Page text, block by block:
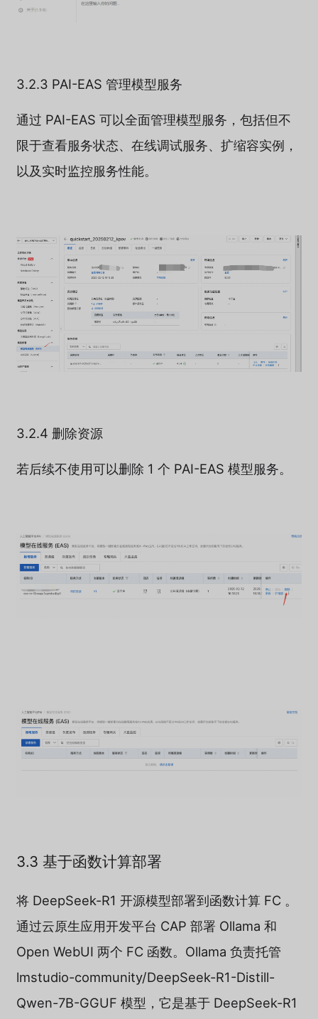
3.2.3 PAI-EAS 管理模型服务
通过 PAI-EAS 可以全面管理模型服务，包括但不
限于查看服务状态、在线调试服务、扩缩容实例，
以及实时监控服务性能。
3.2.4 删除资源
若后续不使用可以删除 1 个 PAI-EAS 模型服务。
3.3 基于函数计算部署
将 DeepSeek-R1 开源模型部署到函数计算 FC 。
通过云原生应用开发平台 CAP 部署 Ollama 和
Open WebUI 两个 FC 函数。Ollama 负责托管
lmstudio-community/DeepSeek-R1-Distill-
Qwen-7B-GGUF 模型，它是基于 DeepSeek-R1